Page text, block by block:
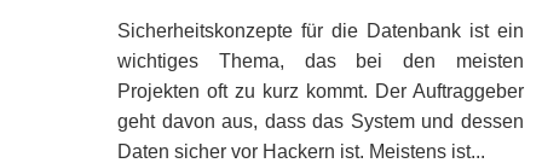
Sicherheitskonzepte für die Datenbank ist ein
wichtiges Thema, das bei den meisten
Projekten oft zu kurz kommt. Der Auftraggeber
geht davon aus, dass das System und dessen
Daten sicher vor Hackern ist. Meistens ist...